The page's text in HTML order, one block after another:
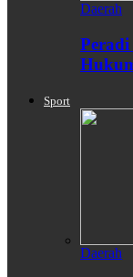
Daerah
Sport
Daerah